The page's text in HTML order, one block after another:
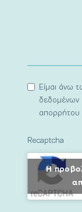
Είμαι άνω
δεδομένων
απορρήτου
Recaptcha
Η